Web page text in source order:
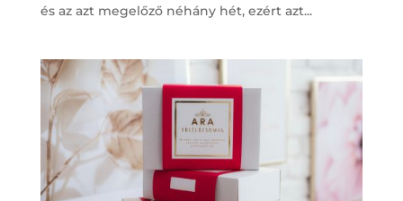
és az azt megelőző néhány hét, ezért azt...